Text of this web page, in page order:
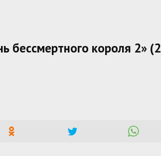
бессмертного короля 2» (2